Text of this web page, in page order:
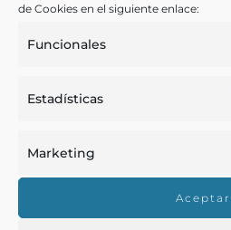
de Cookies en el siguiente enlace:
Funcionales
Estadísticas
Marketing
Aceptar
Ver más libros con las